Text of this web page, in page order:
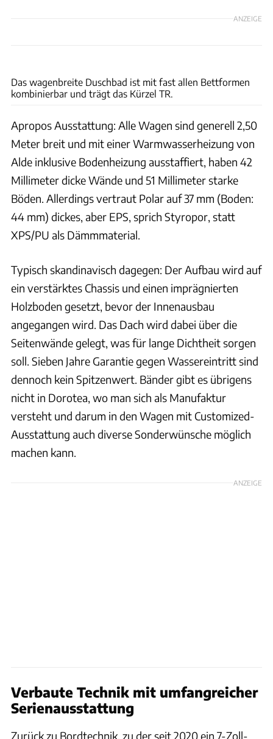
ANZEIGE
Das wagenbreite Duschbad ist mit fast allen Bettformen
kombinierbar und trägt das Kürzel TR.
Apropos Ausstattung: Alle Wagen sind generell 2,50
Meter breit und mit einer Warmwasserheizung von
Alde inklusive Bodenheizung ausstaffiert, haben 42
Millimeter dicke Wände und 51 Millimeter starke
Böden. Allerdings vertraut Polar auf 37 mm (Boden:
44 mm) dickes, aber EPS, sprich Styropor, statt
XPS/PU als Dämmmaterial.
Typisch skandinavisch dagegen: Der Aufbau wird auf
ein verstärktes Chassis und einen imprägnierten
Holzboden gesetzt, bevor der Innenausbau
angegangen wird. Das Dach wird dabei über die
Seitenwände gelegt, was für lange Dichtheit sorgen
soll. Sieben Jahre Garantie gegen Wassereintritt sind
dennoch kein Spitzenwert. Bänder gibt es übrigens
nicht in Dorotea, wo man sich als Manufaktur
versteht und darum in den Wagen mit Customized-
Ausstattung auch diverse Sonderwünsche möglich
machen kann.
ANZEIGE
Verbaute Technik mit umfangreicher
Serienausstattung
Zurück zu Bordtechnik, zu der seit 2020 ein 7-Zoll-